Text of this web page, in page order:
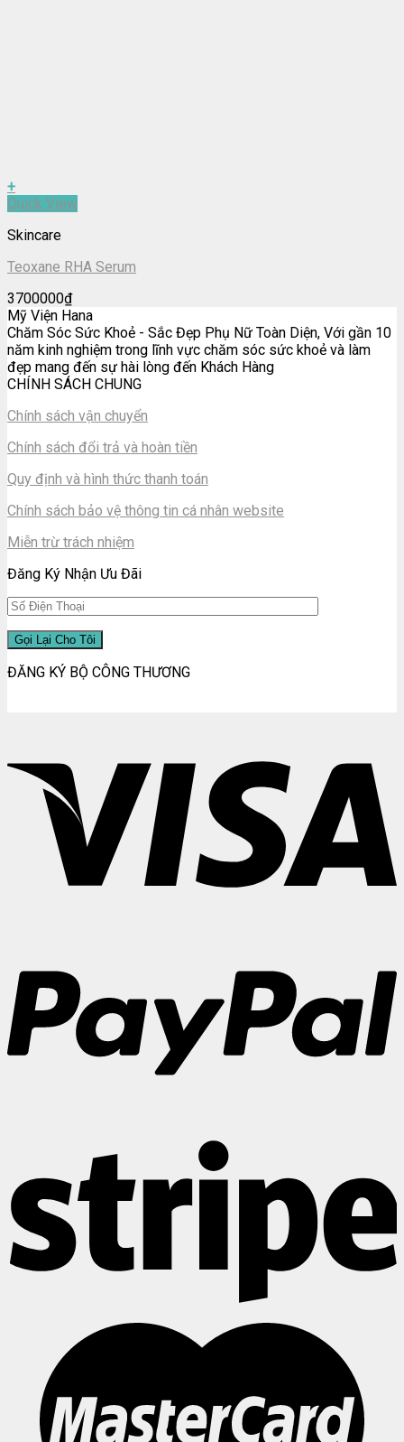
+
Quick View
Skincare
Teoxane RHA Serum
3700000₫
Mỹ Viện Hana
Chăm Sóc Sức Khoẻ - Sắc Đẹp Phụ Nữ Toàn Diện, Với gần 10
năm kinh nghiệm trong lĩnh vực chăm sóc sức khoẻ và làm
đẹp mang đến sự hài lòng đến Khách Hàng
CHÍNH SÁCH CHUNG
Chính sách vận chuyển
Chính sách đổi trả và hoàn tiền
Quy định và hình thức thanh toán
Chính sách bảo vệ thông tin cá nhân website
Miễn trừ trách nhiệm
Đăng Ký Nhận Ưu Đãi
ĐĂNG KÝ BỘ CÔNG THƯƠNG